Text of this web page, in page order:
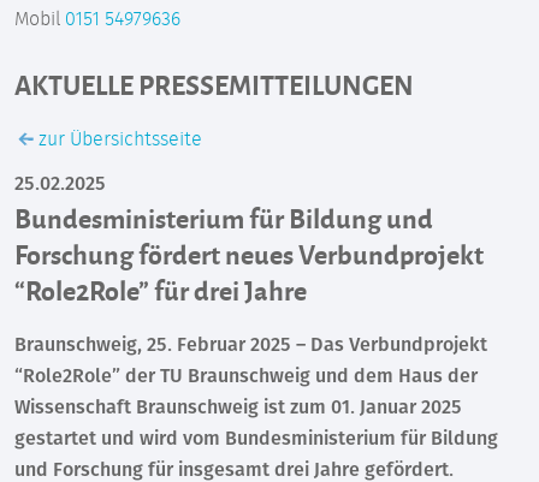
Mobil 0151 54979636
AKTUELLE PRESSEMITTEILUNGEN
zur Übersichtsseite
25.02.2025
Bundesministerium für Bildung und
Forschung fördert neues Verbundprojekt
“Role2Role” für drei Jahre
Braunschweig, 25. Februar 2025 – Das Verbundprojekt
“Role2Role” der TU Braunschweig und dem Haus der
Wissenschaft Braunschweig ist zum 01. Januar 2025
gestartet und wird vom Bundesministerium für Bildung
und Forschung für insgesamt drei Jahre gefördert.